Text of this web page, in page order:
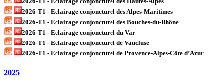
2026-T1 - Eclairage conjoncturel des Alpes-Maritimes
2026-T1 - Eclairage conjoncturel des Bouches-du-Rhône
2026-T1 - Eclairage conjoncturel du Var
2026-T1 - Eclairage conjoncturel de Vaucluse
2026-T1 - Eclairage conjoncturel de Provence-Alpes-Côte d’Azur
2025